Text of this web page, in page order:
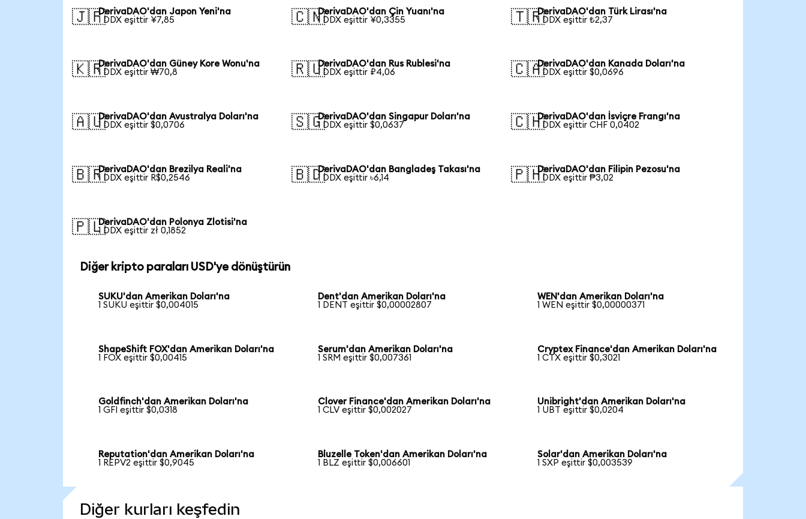
🇯🇵DerivaDAO'dan Japon Yeni'na
1 DDX eşittir ¥7,85
🇨🇳DerivaDAO'dan Çin Yuanı'na
1 DDX eşittir ¥0,3355
🇹🇷DerivaDAO'dan Türk Lirası'na
1 DDX eşittir ₺2,37
🇰🇷DerivaDAO'dan Güney Kore Wonu'na
1 DDX eşittir ₩70,8
🇷🇺DerivaDAO'dan Rus Rublesi'na
1 DDX eşittir ₽4,06
🇨🇦DerivaDAO'dan Kanada Doları'na
1 DDX eşittir $0,0696
🇦🇺DerivaDAO'dan Avustralya Doları'na
1 DDX eşittir $0,0706
🇸🇬DerivaDAO'dan Singapur Doları'na
1 DDX eşittir $0,0637
🇨🇭DerivaDAO'dan İsviçre Frangı'na
1 DDX eşittir CHF 0,0402
🇧🇷DerivaDAO'dan Brezilya Reali'na
1 DDX eşittir R$0,2546
🇧🇩DerivaDAO'dan Bangladeş Takası'na
1 DDX eşittir ৳6,14
🇵🇭DerivaDAO'dan Filipin Pezosu'na
1 DDX eşittir ₱3,02
🇵🇱DerivaDAO'dan Polonya Zlotisi'na
1 DDX eşittir zł 0,1852
Diğer kripto paraları USD'ye dönüştürün
SUKU'dan Amerikan Doları'na
1 SUKU eşittir $0,004015
Dent'dan Amerikan Doları'na
1 DENT eşittir $0,00002807
WEN'dan Amerikan Doları'na
1 WEN eşittir $0,00000371
ShapeShift FOX'dan Amerikan Doları'na
1 FOX eşittir $0,00415
Serum'dan Amerikan Doları'na
1 SRM eşittir $0,007361
Cryptex Finance'dan Amerikan Doları'na
1 CTX eşittir $0,3021
Goldfinch'dan Amerikan Doları'na
1 GFI eşittir $0,0318
Clover Finance'dan Amerikan Doları'na
1 CLV eşittir $0,002027
Unibright'dan Amerikan Doları'na
1 UBT eşittir $0,0204
Reputation'dan Amerikan Doları'na
1 REPV2 eşittir $0,9045
Bluzelle Token'dan Amerikan Doları'na
1 BLZ eşittir $0,006601
Solar'dan Amerikan Doları'na
1 SXP eşittir $0,003539
Diğer kurları keşfedin